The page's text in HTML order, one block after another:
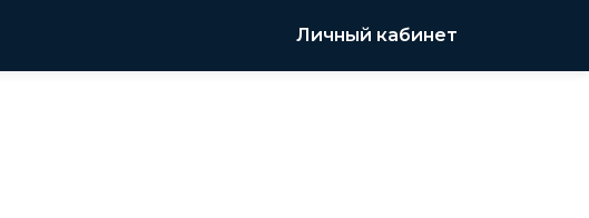
Личный кабинет